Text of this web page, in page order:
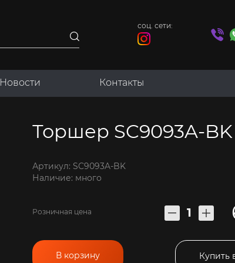
соц. сети:
Новости Контакты
Торшер SC9093A-BK
Артикул: SC9093A-BK
Наличие: много
Розничная цена
В корзину Купить